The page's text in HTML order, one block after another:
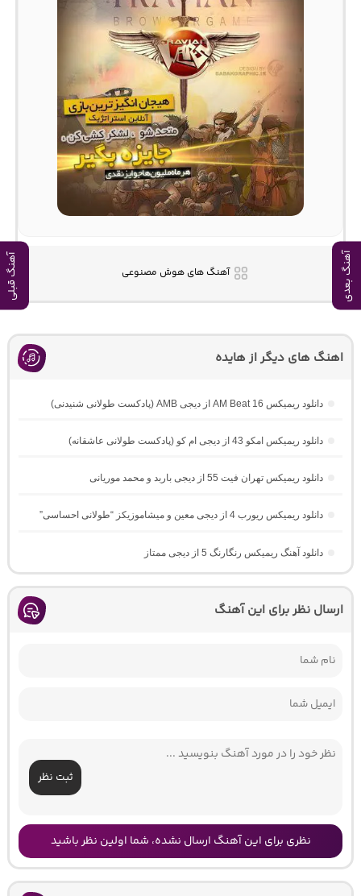
آهنگ بعدی آهنگ قبلی آهنگ های هوش مصنوعی
اهنگ های دیگر از هایده
دانلود ریمیکس AM Beat 16 از دیجی AMB (پادکست طولانی شنیدنی)
دانلود ریمیکس امکو 43 از دیجی ام کو (پادکست طولانی عاشقانه)
دانلود ریمیکس تهران فیت 55 از دیجی باربد و محمد موریانی
دانلود ریمیکس ریورب 4 از دیجی معین و میشاموزیکز “طولانی احساسی”
دانلود آهنگ ریمیکس رنگارنگ 5 از دیجی ممتاز
ارسال نظر برای این آهنگ
ثبت نظر
نظری برای این آهنگ ارسال نشده، شما اولین نظر باشید